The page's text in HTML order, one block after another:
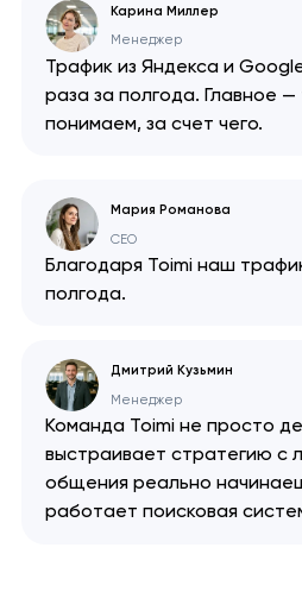
Карина Миллер
Менеджер
Трафик из Яндекса и
раза за полгода. Главное
понимаем, за счет чего.
Мария Романова
CEO
Благодаря Toimi наш
полгода.
Дмитрий Кузьмин
Менеджер
Команда Toimi не просто
выстраивает стратегию с
общения реально
работает поисковая